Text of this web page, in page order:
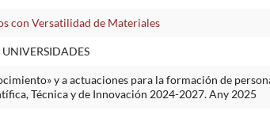
con Versatilidad de Materiales
y a actuaciones para la formación de
Técnica y de Innovación 2024-2027. Any 2025